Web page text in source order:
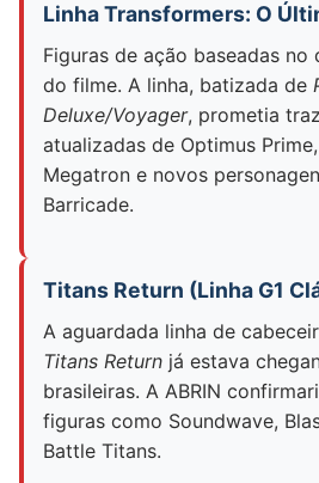
Linha Transformers: O
Figuras de ação baseadas
do filme. A linha, batizada de
Deluxe/Voyager, prometia
atualizadas de Optimus
Megatron e novos
Barricade.
Titans Return (Linha G1
A aguardada linha de
Titans Return já estava
brasileiras. A ABRIN
figuras como Soundwave,
Battle Titans.